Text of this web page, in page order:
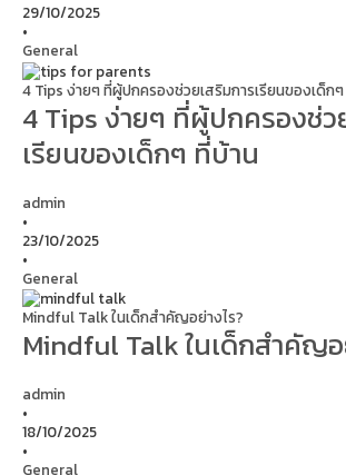
29/10/2025
•
General
4 Tips ง่ายๆ ที่ผู้ปกครองช่วยเสริมการเรียนของเด็ก
4 Tips ง่ายๆ ที่ผู้ปกครองช่ว
เรียนของเด็กๆ ที่บ้าน
admin
•
23/10/2025
•
General
Mindful Talk ในเด็กสำคัญอย่างไร?
Mindful Talk ในเด็กสำคัญอ
admin
•
18/10/2025
•
General